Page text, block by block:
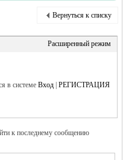
Вернуться к списку
Расширенный режим
в системеВход |РЕГИСТРАЦИЯ
к последнему сообщению